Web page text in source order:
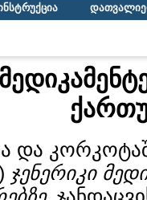
და
ჯენერიკი